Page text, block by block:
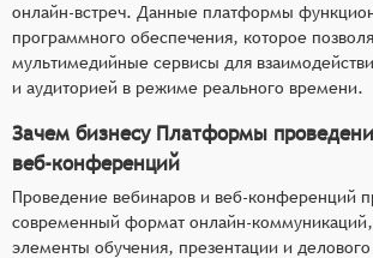
онлайн-встреч. Данные платформы
программного обеспечения, которое
мультимедийные сервисы для
и аудиторией в режиме реального времени.
Зачем бизнесу Платформы
веб-конференций
Проведение вебинаров и веб-конференций
современный формат онлайн-
элементы обучения, презентации и